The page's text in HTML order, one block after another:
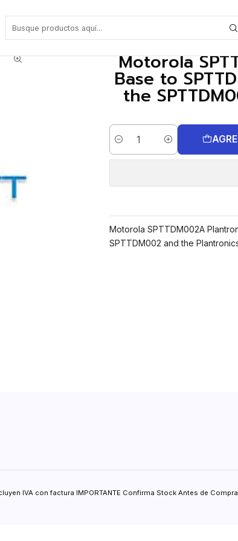
Motorola
Base to
the
Cantidad
Motorola SPTTDM002A
SPTTDM002 and the
IVA con factura IMPORTANTE Confirma Stock Antes de